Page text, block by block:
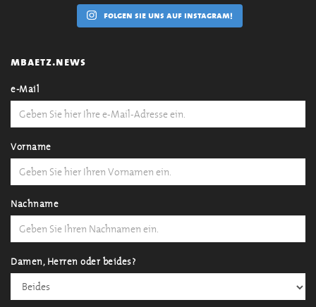
folgen sie uns auf instagram!
mbaetz.news
e-Mail
Vorname
Nachname
Damen, Herren oder beides?